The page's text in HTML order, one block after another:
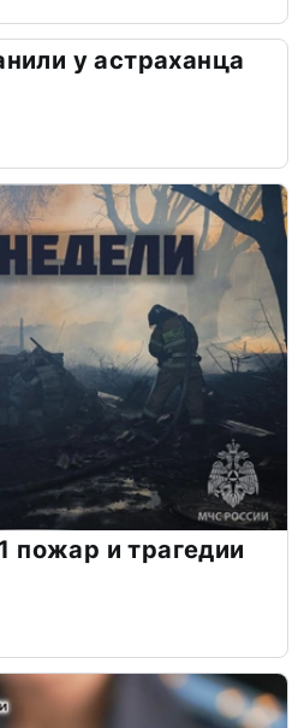
у астраханца
пожар и трагедии